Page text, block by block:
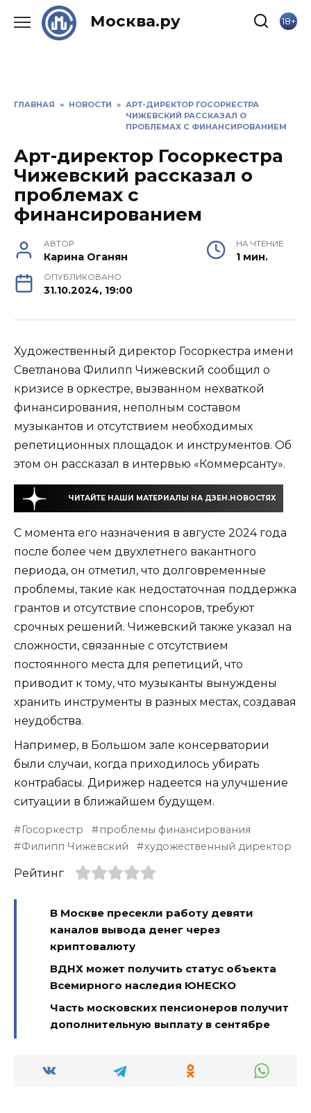
Москва.ру 18+
ГЛАВНАЯ » НОВОСТИ » АРТ-ДИРЕКТОР ГОСОРКЕСТРА
ЧИЖЕВСКИЙ РАССКАЗАЛ О
ПРОБЛЕМАХ С ФИНАНСИРОВАНИЕМ
Арт-директор Госоркестра
Чижевский рассказал о
проблемах с
финансированием
АВТОР
Карина Оганян
НА ЧТЕНИЕ
1 мин.
ОПУБЛИКОВАНО
31.10.2024, 19:00
Художественный директор Госоркестра имени
Светланова Филипп Чижевский сообщил о
кризисе в оркестре, вызванном нехваткой
финансирования, неполным составом
музыкантов и отсутствием необходимых
репетиционных площадок и инструментов. Об
этом он рассказал в интервью «Коммерсанту».
ЧИТАЙТЕ НАШИ МАТЕРИАЛЫ НА ДЗЕН.НОВОСТЯХ
С момента его назначения в августе 2024 года
после более чем двухлетнего вакантного
периода, он отметил, что долговременные
проблемы, такие как недостаточная поддержка
грантов и отсутствие спонсоров, требуют
срочных решений. Чижевский также указал на
сложности, связанные с отсутствием
постоянного места для репетиций, что
приводит к тому, что музыканты вынуждены
хранить инструменты в разных местах, создавая
неудобства.
Например, в Большом зале консерватории
были случаи, когда приходилось убирать
контрабасы. Дирижер надеется на улучшение
ситуации в ближайшем будущем.
Госоркестр
проблемы финансирования
Филипп Чижевский
художественный директор
Рейтинг
В Москве пресекли работу девяти
каналов вывода денег через
криптовалюту
ВДНХ может получить статус объекта
Всемирного наследия ЮНЕСКО
Часть московских пенсионеров получит
дополнительную выплату в сентябре